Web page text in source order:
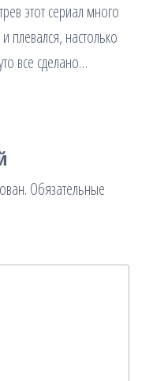
этот сериал много
плевался, настолько
все сделано…
Обязательные